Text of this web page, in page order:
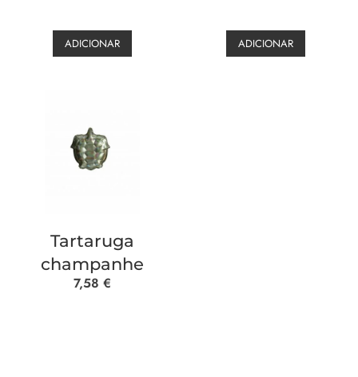
ADICIONAR ADICIONAR
Tartaruga
champanhe
7,58 €